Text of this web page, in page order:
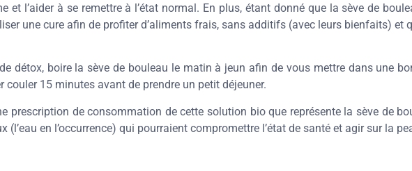
et l’aider à se remettre à l’état normal. En plus, étant donné que la sève de
une cure afin de profiter d’aliments frais, sans additifs (avec leurs bienfaits) et
détox, boire la sève de bouleau le matin à jeun afin de vous mettre dans une
15 minutes avant de prendre un petit déjeuner.
prescription de consommation de cette solution bio que représente la sève de
en l’occurrence) qui pourraient compromettre l’état de santé et agir sur la